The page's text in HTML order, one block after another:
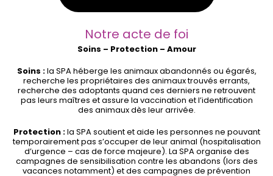
Notre acte de foi
Soins – Protection – Amour
Soins :la SPA héberge les animaux abandonnés ou égarés,
recherche les propriétaires des animaux trouvés errants,
recherche des adoptants quand ces derniers ne retrouvent
pas leurs maîtres et assure la vaccination et l’identification
des animaux dès leur arrivée.
Protection :la SPA soutient et aide les personnes ne pouvant
temporairement pas s’occuper de leur animal (hospitalisation
d’urgence – cas de force majeure). La SPA organise des
campagnes de sensibilisation contre les abandons (lors des
vacances notamment) et des campagnes de prévention